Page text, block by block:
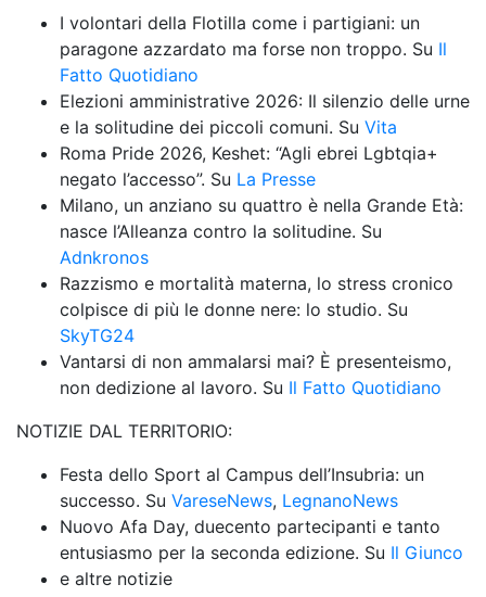
I volontari della Flotilla come i partigiani: un
paragone azzardato ma forse non troppo. Su Il
Fatto Quotidiano
Elezioni amministrative 2026: Il silenzio delle urne
e la solitudine dei piccoli comuni. Su Vita
Roma Pride 2026, Keshet: “Agli ebrei Lgbtqia+
negato l’accesso”. Su La Presse
Milano, un anziano su quattro è nella Grande Età:
Adnkronos
Razzismo e mortalità materna, lo stress cronico
SkyTG24
Vantarsi di non ammalarsi mai? È presenteismo,
non dedizione al lavoro. Su Il Fatto Quotidiano
NOTIZIE DAL TERRITORIO:
Festa dello Sport al Campus dell’Insubria: un
successo. Su VareseNews, LegnanoNews
Nuovo Afa Day, duecento partecipanti e tanto
entusiasmo per la seconda edizione. Su Il Giunco
e altre notizie